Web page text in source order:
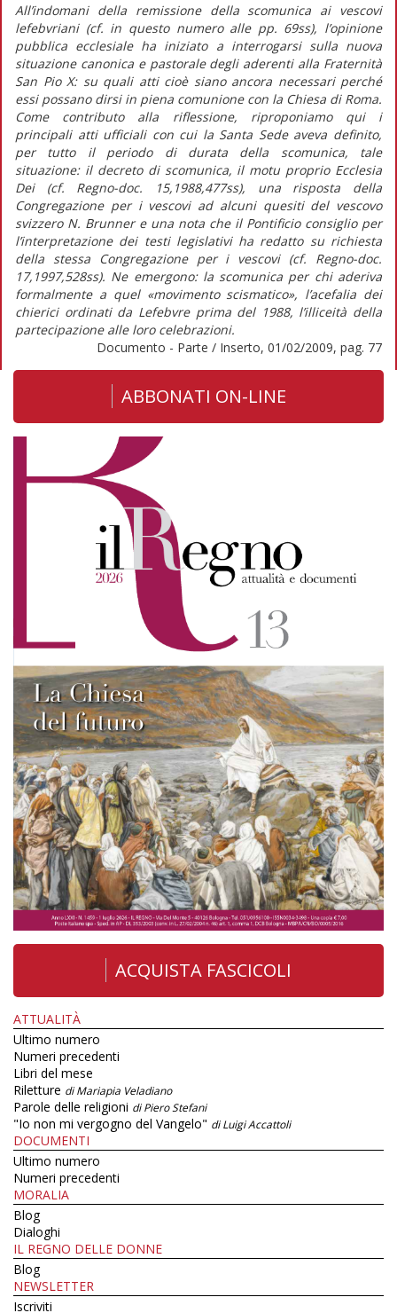
All’indomani della remissione della scomunica ai vescovi
lefebvriani (cf. in questo numero alle pp. 69ss), l’opinione
pubblica ecclesiale ha iniziato a interrogarsi sulla nuova
situazione canonica e pastorale degli aderenti alla Fraternità
San Pio X: su quali atti cioè siano ancora necessari perché
essi possano dirsi in piena comunione con la Chiesa di Roma.
Come contributo alla riflessione, riproponiamo qui i
principali atti ufficiali con cui la Santa Sede aveva definito,
per tutto il periodo di durata della scomunica, tale
situazione: il decreto di scomunica, il motu proprio Ecclesia
Dei (cf. Regno-doc. 15,1988,477ss), una risposta della
Congregazione per i vescovi ad alcuni quesiti del vescovo
svizzero N. Brunner e una nota che il Pontificio consiglio per
l’interpretazione dei testi legislativi ha redatto su richiesta
della stessa Congregazione per i vescovi (cf. Regno-doc.
17,1997,528ss). Ne emergono: la scomunica per chi aderiva
formalmente a quel «movimento scismatico», l’acefalia dei
chierici ordinati da Lefebvre prima del 1988, l’illiceità della
partecipazione alle loro celebrazioni.
Documento - Parte / Inserto, 01/02/2009, pag. 77
ABBONATI ON-LINE
ACQUISTA FASCICOLI
ATTUALITÀ
Ultimo numero
Numeri precedenti
Libri del mese
Riletture di Mariapia Veladiano
Parole delle religioni di Piero Stefani
"Io non mi vergogno del Vangelo" di Luigi Accattoli
DOCUMENTI
Ultimo numero
Numeri precedenti
MORALIA
Blog
Dialoghi
IL REGNO DELLE DONNE
Blog
NEWSLETTER
Iscriviti